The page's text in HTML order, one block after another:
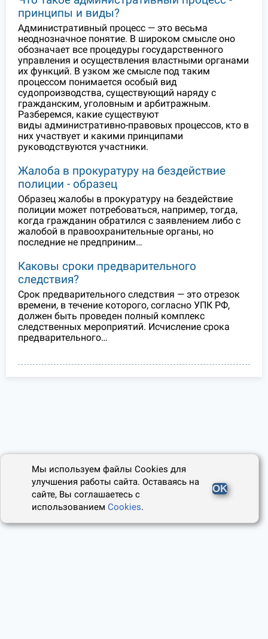
принципы и виды?
Административный процесс — это весьма
неоднозначное понятие. В широком смысле оно
обозначает все процедуры государственного
управления и осуществления властными органами
их функций. В узком же смысле под таким
процессом понимается особый вид
судопроизводства, существующий наряду с
гражданским, уголовным и арбитражным.
Разберемся, какие существуют
виды административно-правовых процессов, кто в
них участвует и какими принципами
руководствуются участники.
Жалоба в прокуратуру на бездействие
полиции - образец
Образец жалобы в прокуратуру на бездействие
полиции может потребоваться, например, тогда,
когда гражданин обратился с заявлением либо с
жалобой в правоохранительные органы, но
последние не предприним…
Каковы сроки предварительного
следствия?
Срок предварительного следствия — это отрезок
времени, в течение которого, согласно УПК РФ,
должен быть проведен полный комплекс
следственных мероприятий. Исчисление срока
предварительного…
Мы используем файлы Cookies для
улучшения работы сайта. Оставаясь на
сайте, Вы соглашаетесь с
использованиемCookies.
OK